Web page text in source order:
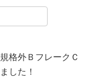
格外ＢフレークＣ
した！